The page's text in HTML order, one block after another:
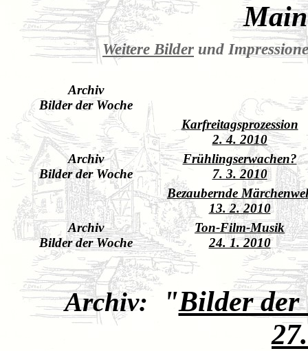
Weitere Bilder und
Archiv
Bilder der Woche
Karfreitagsprozession
2. 4. 2010
Archiv
Bilder der Woche
Frühlingserwachen?
7. 3. 2010
Bezaubernde
13. 2. 2010
Archiv
Bilder der Woche
Ton-Film-Musik
24. 1. 2010
Archiv: "Bilder der